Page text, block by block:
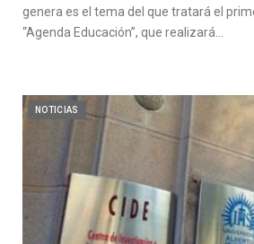
genera es el tema del que tratará el
“Agenda Educación”, que realizará…
NOTICIAS